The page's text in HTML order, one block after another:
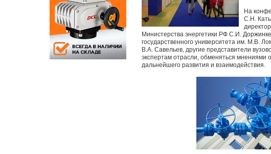
На
С.Н.
Министерства энергетики РФ С.И.
государственного университета им. М.В.
В.А. Савельев, другие представители
экспертам отрасли, обменяться мнениями
дальнейшего развития и взаимодействия.